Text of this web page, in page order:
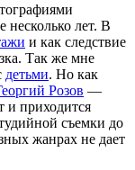
несколько лет. В
и как следствие
Так же мне
детьми. Но как
Розов —
и приходится
съемки до
жанрах не дает